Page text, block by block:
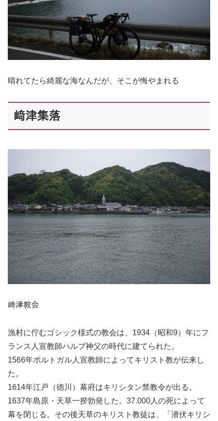
晴れてたら綺麗な海なんだが、そこが悔やまれる
﨑津集落
﨑津教会
漁村に佇むゴシック様式の教会は、1934（昭和9）年にフ
ランス人宣教師ハルブ神父の時代に建てられた。
1566年ポルトガル人宣教師によってキリスト教が伝来し
た。
1614年江戸（徳川）幕府はキリシタン禁教令が出る。
1637年島原・天草一揆勃発した。37.000人の死によって
幕を閉じる。その後天草のキリスト教徒は、「潜伏キリシ